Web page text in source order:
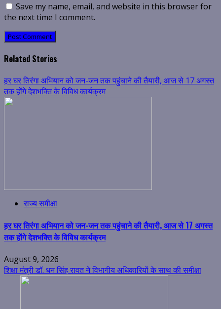
Save my name, email, and website in this browser for
the next time I comment.
Related Stories
हर घर तिरंगा अभियान को जन-जन तक पहुंचाने की तैयारी, आज से 17 अगस्त
तक होंगे देशभक्ति के विविध कार्यक्रम
राज्य समीक्षा
हर घर तिरंगा अभियान को जन-जन तक पहुंचाने की तैयारी, आज से 17 अगस्त
तक होंगे देशभक्ति के विविध कार्यक्रम
August 9, 2026
शिक्षा मंत्री डॉ. धन सिंह रावत ने विभागीय अधिकारियों के साथ की समीक्षा